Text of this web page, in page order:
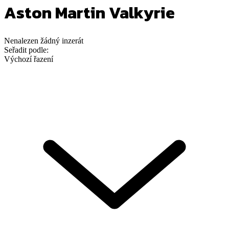
Aston Martin Valkyrie
Nenalezen žádný inzerát
Seřadit podle:
Výchozí řazení